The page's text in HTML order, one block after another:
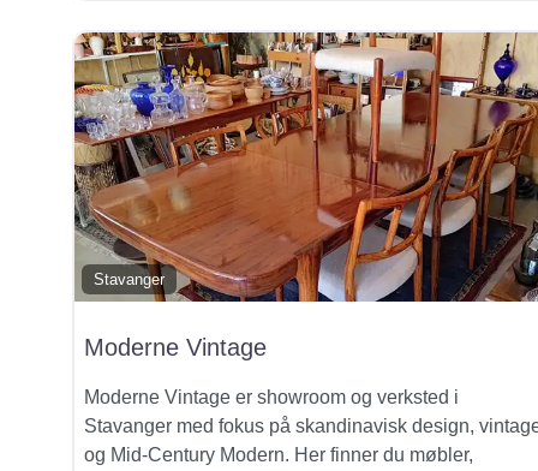
Stavanger
Moderne Vintage
Moderne Vintage er showroom og verksted i
Stavanger med fokus på skandinavisk design,
og Mid-Century Modern. Her finner du møbler,